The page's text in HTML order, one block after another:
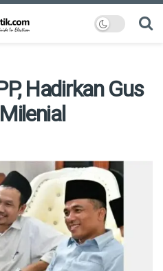
Hadirkan Gus